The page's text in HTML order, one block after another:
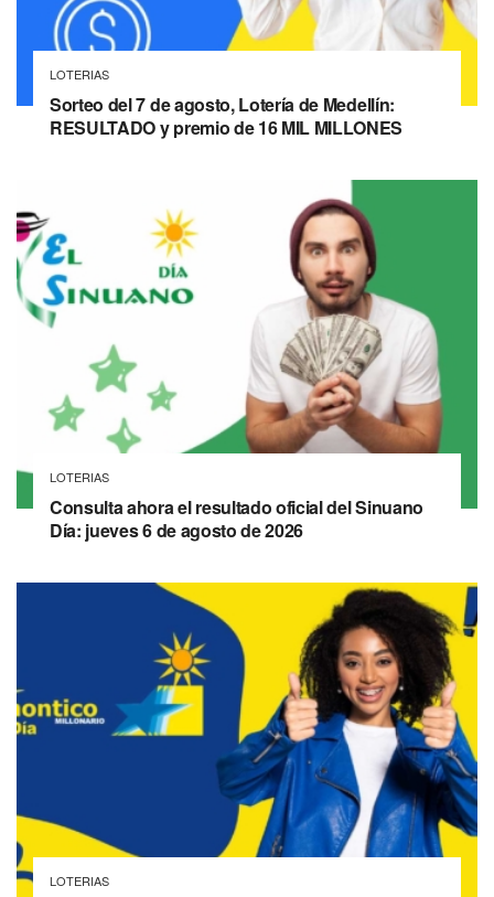
LOTERIAS
Sorteo del 7 de agosto, Lotería de Medellín:
RESULTADO y premio de 16 MIL MILLONES
LOTERIAS
Consulta ahora el resultado oficial del Sinuano
Día: jueves 6 de agosto de 2026
LOTERIAS